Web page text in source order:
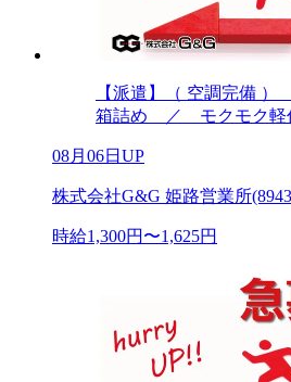
【派遣】（ 空調完備
箱詰め ／ モクモク軽
08月06日UP
株式会社G&G 姫路営業所
時給1,300円〜1,625円